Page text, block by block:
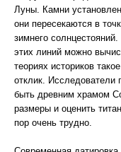
Луны. Камни
они пересекаются в
зимнего
этих линий можно
теориях историков
отклик.
быть древним храмом
размеры и оценить
пор очень трудно.